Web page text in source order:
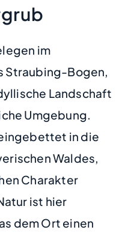
im
Straubing-Bogen,
Landschaft
Umgebung.
in die
Waldes,
Charakter
ist hier
dem Ort einen